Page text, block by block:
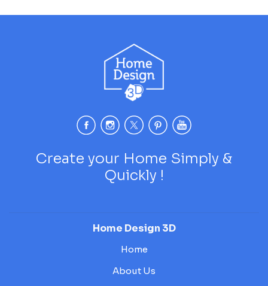
Create your Home Simply &
Quickly !
Home Design 3D
Home
About Us